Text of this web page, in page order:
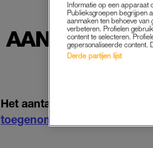
AANTAL
Het aantal mensen dat met
toegenomen
Informatie op een apparaat
Publieksgroepen begrijpen
aanmaken ten behoeve van
verbeteren. Profielen
content te selecteren.
gepersonaliseerde content.
Derde partijen lijst